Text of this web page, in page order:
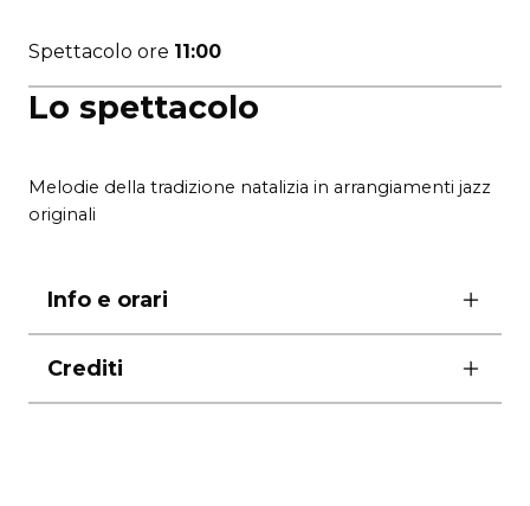
Lo spettacolo
Melodie della tradizione natalizia in arrangiamenti jazz
originali
Info e orari
domenica 28 dicembre ore 11.00
ingresso gratuito, prenotazione obbligatoria allo
060608(la prenotazione decade quindici minuti
Crediti
Spettacolo ore 11:00